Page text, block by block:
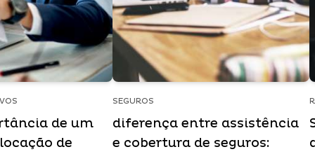
de um
de
SEGUROS
diferença entre assistência
e cobertura de seguros: